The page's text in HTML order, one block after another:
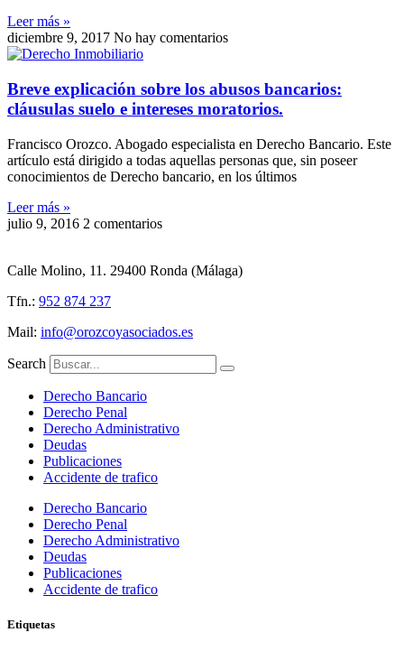
Leer más »
diciembre 9, 2017 No hay comentarios
Breve explicación sobre los abusos bancarios:
cláusulas suelo e intereses moratorios.
Francisco Orozco. Abogado especialista en Derecho Bancario. Este
artículo está dirigido a todas aquellas personas que, sin poseer
conocimientos de Derecho bancario, en los últimos
Leer más »
julio 9, 2016 2 comentarios
Calle Molino, 11. 29400 Ronda (Málaga)
Tfn.: 952 874 237
Mail: info@orozcoyasociados.es
Search
Derecho Bancario
Derecho Penal
Derecho Administrativo
Deudas
Publicaciones
Accidente de trafico
Derecho Bancario
Derecho Penal
Derecho Administrativo
Deudas
Publicaciones
Accidente de trafico
Etiquetas